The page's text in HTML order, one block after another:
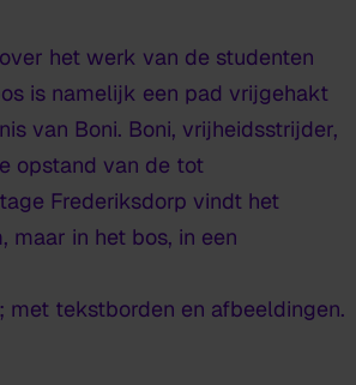
het werk van de studenten
is namelijk een pad vrijgehakt
van Boni. Boni, vrijheidsstrijder,
opstand van de tot
Frederiksdorp vindt het
maar in het bos, in een
tekstborden en afbeeldingen.